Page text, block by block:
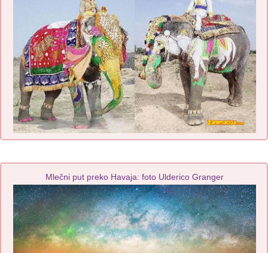
Mlečni put preko Havaja: foto Ulderico Granger